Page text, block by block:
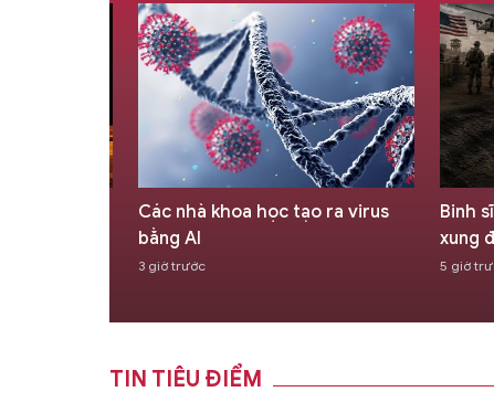
Các nhà khoa học tạo ra virus
bằng AI
3 giờ trước
Binh
xung
5 giờ
TIN TIÊU ĐIỂM